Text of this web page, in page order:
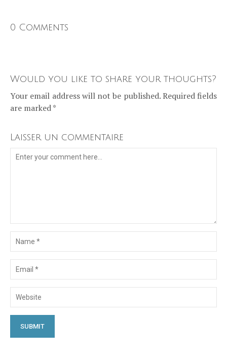
0 Comments
Would you like to share your thoughts?
Your email address will not be published. Required fields
are marked *
Laisser un commentaire